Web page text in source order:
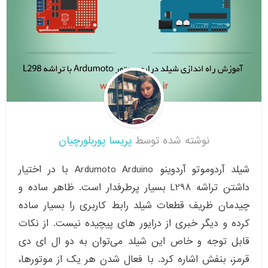
نوشته شده توسط پریسا پوربلورچیان
شیلد آردوموتو آردوینو Ardumoto Arduino با در اختیار
داشتن تراشه L298 بسیار پرطرفدار است. ظاهر ساده و
چیدمان ظریف قطعات شیلد رابط کاربری را بسیار ساده
کرده و دیگر خبری از درایور های پیچیده نیست. از نکات
قابل توجه و خاص این شیلد می‌توان به دو ال ای دی
قرمز، بنفش اشاره کرد. با فعال شدن هر یک از موتورها،